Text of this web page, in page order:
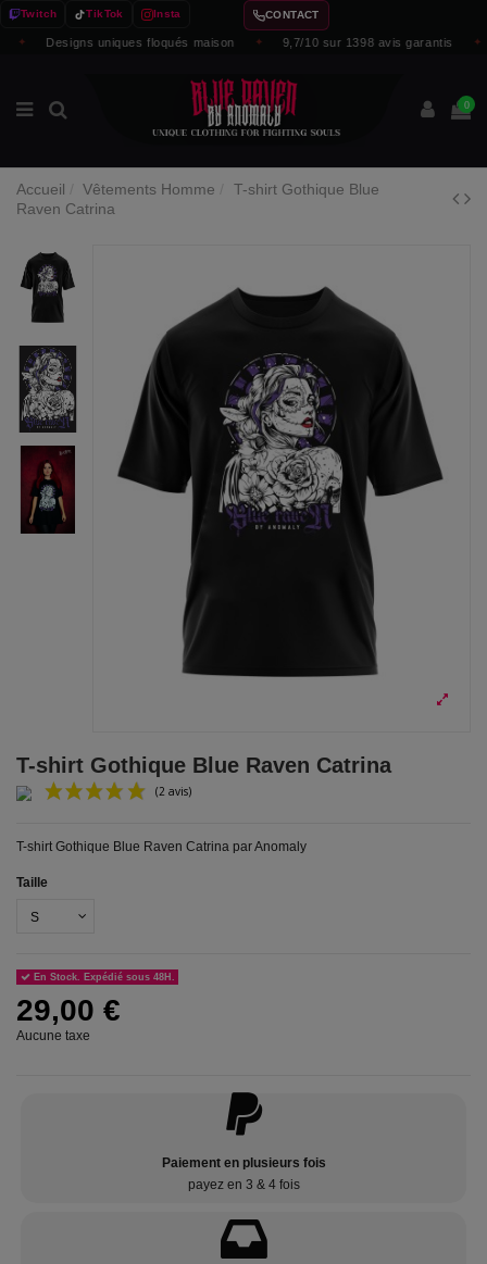
Twitch TikTok Insta
Designs uniques floqués maison 9,7/10 sur 1398 avis garantis
CONTACT
0
Accueil Vêtements Homme
T-shirt Gothique Blue
Raven Catrina
T-shirt Gothique Blue Raven Catrina
T-shirt Gothique Blue Raven Catrina par Anomaly
Taille
En Stock. Expédié sous 48H.
29,00 €
Aucune taxe
Paiement en plusieurs fois
payez en 3 & 4 fois